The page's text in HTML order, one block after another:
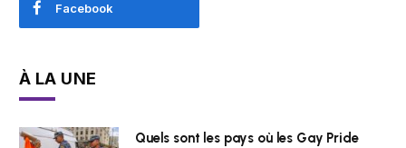
Facebook
À LA UNE
Quels sont les pays où les Gay Pride